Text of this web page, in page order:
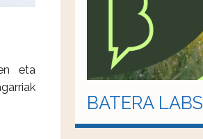
eta
BATERA LABS